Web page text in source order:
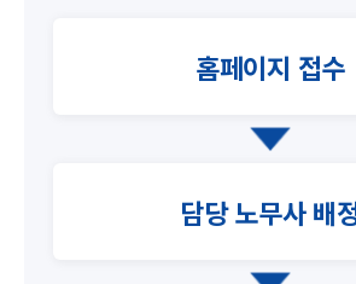
홈페이지 접수
담당 노무사 배